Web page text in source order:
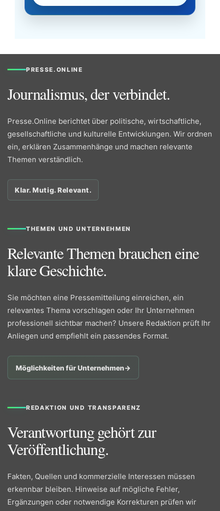
PRESSE.ONLINE
Journalismus, der verbindet.
Presse.Online berichtet über politische, wirtschaftliche,
gesellschaftliche und kulturelle Entwicklungen. Wir ordnen
ein, erklären Zusammenhänge und machen relevante
Themen verständlich.
Klar. Mutig. Relevant.
THEMEN UND UNTERNEHMEN
Relevante Themen brauchen eine
klare Geschichte.
Sie möchten eine Pressemitteilung einreichen, ein
relevantes Thema vorschlagen oder Ihr Unternehmen
professionell sichtbar machen? Unsere Redaktion prüft Ihr
Anliegen und empfiehlt ein passendes Format.
Möglichkeiten für Unternehmen→
REDAKTION UND TRANSPARENZ
Verantwortung gehört zur
Veröffentlichung.
Fakten, Quellen und kommerzielle Interessen müssen
erkennbar bleiben. Hinweise auf mögliche Fehler,
Ergänzungen oder notwendige Korrekturen prüfen wir